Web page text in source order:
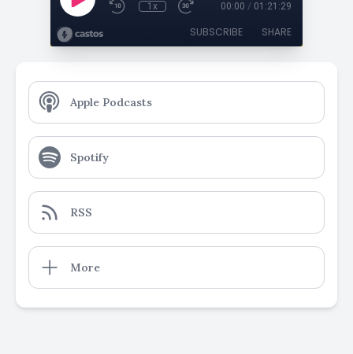
1x 00:00 / 01:21:29
SUBSCRIBE SHARE
Apple Podcasts
Spotify
RSS
More